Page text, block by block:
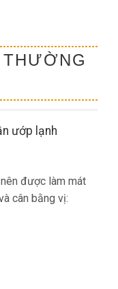
ướp lạnh
được làm mát
cân bằng vị: